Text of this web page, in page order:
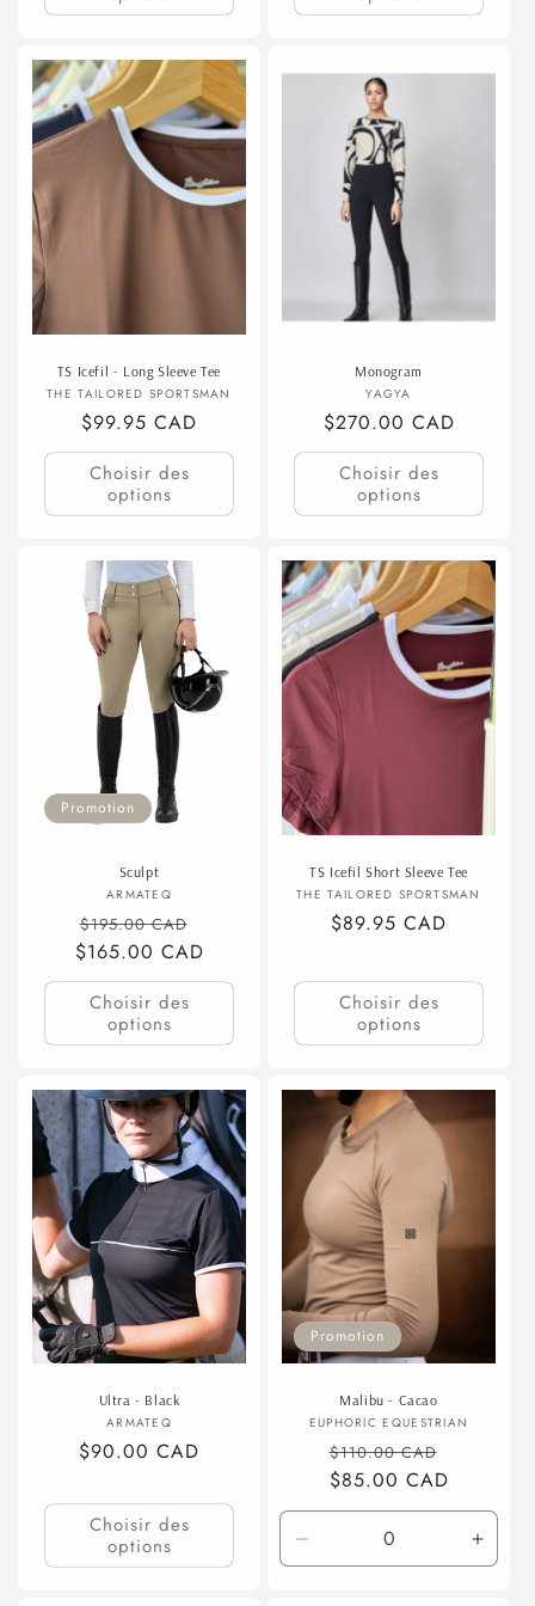
TS Icefil - Long Sleeve Tee
Fournisseur :
THE TAILORED SPORTSMAN
Prix
habituel
$99.95 CAD
Choisir des
options
Monogram
Fournisseur :
YAGYA
Prix
habituel
$270.00 CAD
Choisir des
options
Promotion
Sculpt
Fournisseur :
ARMATEQ
Prix
habituel
$195.00 CAD
promotionnel
$165.00 CAD
Choisir des
options
TS Icefil Short Sleeve Tee
Fournisseur :
THE TAILORED SPORTSMAN
Prix
$89.95 CAD
Choisir des
options
Ultra - Black
Fournisseur :
ARMATEQ
Prix
$90.00 CAD
Choisir des
options
Promotion
Malibu - Cacao
Fournisseur :
EUPHORIC EQUESTRIAN
Prix
habituel
$110.00 CAD
$85.00 CAD
la
la